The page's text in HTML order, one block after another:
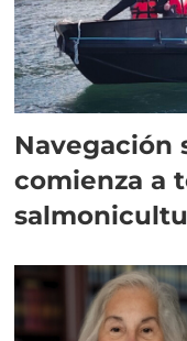
Navegación
comienza a